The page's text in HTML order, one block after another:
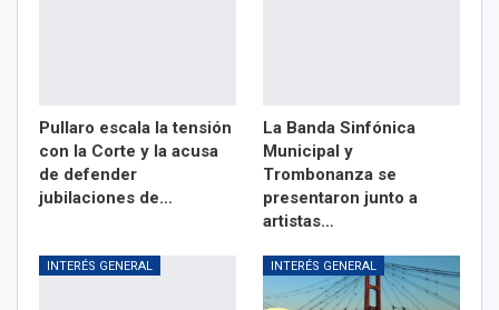
Pullaro escala la tensión
con la Corte y la acusa
de defender
jubilaciones de…
La Banda Sinfónica
Municipal y
Trombonanza se
presentaron junto a
artistas…
INTERÉS GENERAL INTERÉS GENERAL